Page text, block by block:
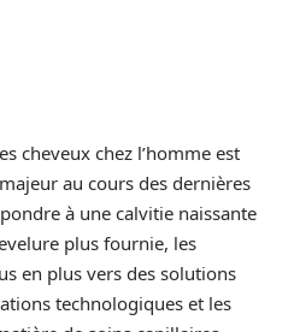
cheveux chez l’homme est
au cours des dernières
à une calvitie naissante
plus fournie, les
en plus vers des solutions
technologiques et les